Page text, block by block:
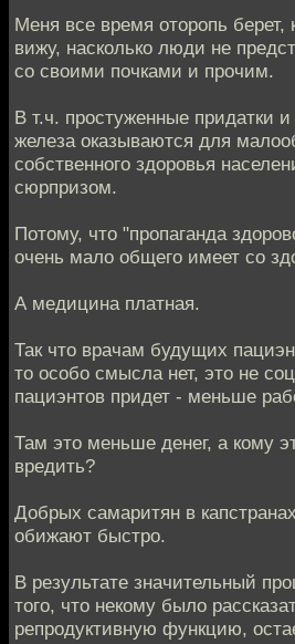
Меня все время оторопь берет,
вижу, насколько люди не
со своими почками и прочим.
В т.ч. простуженные придатки и
железа оказываются для
собственного здоровья
сюрпризом.
Потому, что "пропаганда
очень мало общего имеет со
А медицина платная.
Так что врачам будущих
то особо смысла нет, это не
пациэнтов придет - меньше
Там это меньше денег, а кому
вредить?
Добрых самаритян в
обижают быстро.
В результате значительный
того, что некому было
репродуктивную функцию,